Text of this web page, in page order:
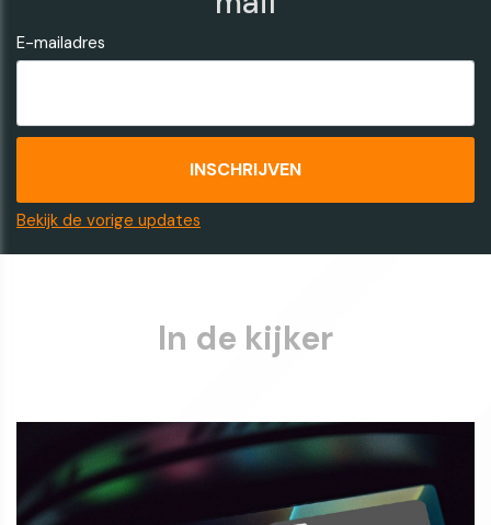
E-mailadres
Bekijk de vorige updates
In de kijker